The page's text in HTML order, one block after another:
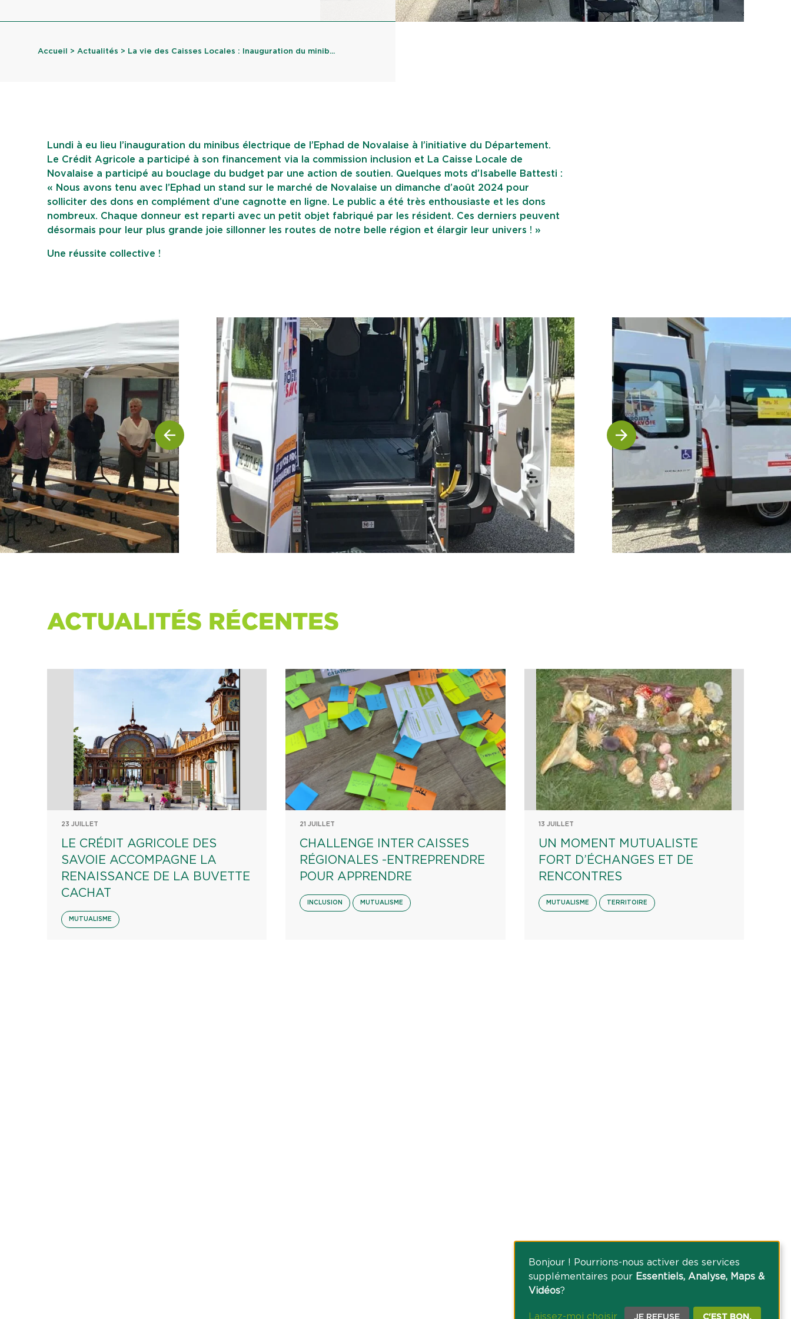
Bonjour ! Pourrions-nous activer des services
supplémentaires pour Essentiels, Analyse, Maps &
Vidéos?
Laissez-moi choisir JE REFUSE C'EST BON.
Accueil > Actualités > La vie des Caisses Locales : Inauguration du minib...
Lundi à eu lieu l’inauguration du minibus électrique de l’Ephad de Novalaise à l’initiative du Département.
Le Crédit Agricole a participé à son financement via la commission inclusion et La Caisse Locale de
Novalaise a participé au bouclage du budget par une action de soutien. Quelques mots d’Isabelle Battesti :
« Nous avons tenu avec l’Ephad un stand sur le marché de Novalaise un dimanche d’août 2024 pour
solliciter des dons en complément d’une cagnotte en ligne. Le public a été très enthousiaste et les dons
nombreux. Chaque donneur est reparti avec un petit objet fabriqué par les résident. Ces derniers peuvent
désormais pour leur plus grande joie sillonner les routes de notre belle région et élargir leur univers ! »
Une réussite collective !
ACTUALITÉS RÉCENTES
23 JUILLET
LE CRÉDIT AGRICOLE DES
SAVOIE ACCOMPAGNE LA
RENAISSANCE DE LA BUVETTE
CACHAT
MUTUALISME
21 JUILLET
CHALLENGE INTER CAISSES
RÉGIONALES -ENTREPRENDRE
POUR APPRENDRE
INCLUSION MUTUALISME
13 JUILLET
UN MOMENT MUTUALISTE
FORT D’ÉCHANGES ET DE
RENCONTRES
MUTUALISME TERRITOIRE